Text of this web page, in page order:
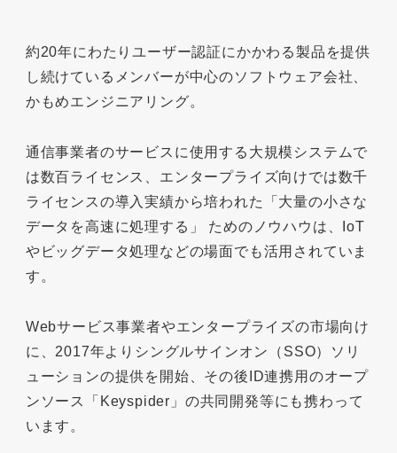
約20年にわたりユーザー認証にかかわる製品を提供
し続けているメンバーが中心のソフトウェア会社、
かもめエンジニアリング。
通信事業者のサービスに使用する大規模システムで
は数百ライセンス、エンタープライズ向けでは数千
ライセンスの導入実績から培われた「大量の小さな
データを高速に処理する」 ためのノウハウは、IoT
やビッグデータ処理などの場面でも活用されていま
す。
Webサービス事業者やエンタープライズの市場向け
に、2017年よりシングルサインオン（SSO）ソリ
ューションの提供を開始、その後ID連携用のオープ
ンソース「Keyspider」の共同開発等にも携わって
います。